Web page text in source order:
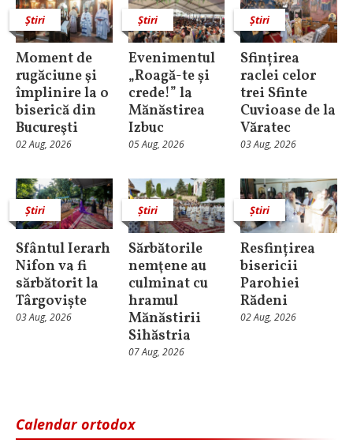
Știri
Moment de
rugăciune şi
împlinire la o
biserică din
Bucureşti
02 Aug, 2026
Știri
Evenimentul
„Roagă-te și
crede!” la
Mănăstirea
Izbuc
05 Aug, 2026
Știri
Sfințirea
raclei celor
trei Sfinte
Cuvioase de la
Văratec
03 Aug, 2026
Știri
Sfântul Ierarh
Nifon va fi
sărbătorit la
Târgoviște
03 Aug, 2026
Știri
Sărbătorile
nemţene au
culminat cu
hramul
Mănăstirii
Sihăstria
07 Aug, 2026
Știri
Resfințirea
bisericii
Parohiei
Rădeni
02 Aug, 2026
Calendar ortodox